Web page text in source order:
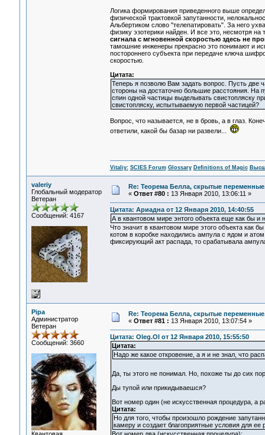
Логика формирования приведенного выше
физической трактовкой запутанности,
Альбертиком слово "телепатировать". За него
физику эзотерики найден. И все это, несмотря
сигнала с мгновенной скоростью здесь не
тамошние инженеры прекрасно это понимают и
постороннего субъекта при передаче ключа
скоростью.
Цитата:
Теперь я позволю Вам задать вопрос. Пусть две
стороны на достаточно большие расстояния. На
спин одной частицы выделывать свистопляску
свистопляску, испытываемую первой частицей?
Вопрос, что называется, не в бровь, а в глаз.
ответили, какой бы базар ни развели...
Vitaliy: SCIES Forum Glossary Definitions of Magic
valeriy
Глобальный модератор
Ветеран
Сообщений: 4167
Re: Теорема Белла, скрытые
« Ответ #80 : 13 Января 2010, 13:06:11 »
Цитата: Ариадна от 12 Января 2010, 14:40:55
А в квантовом мире энтого объекта еще как бы и
Что значит в квантовом мире этого объекта как
котом в коробке находились ампула с ядом и
фиксирующий акт распада, то срабатывала
Pipa
Администратор
Ветеран
Сообщений: 3660
Re: Теорема Белла, скрытые
« Ответ #81 : 13 Января 2010, 13:07:54 »
Цитата: Oleg.Ol от 12 Января 2010, 15:55:50
Цитата:
Надо же какое откровение, а я и не знал, что
Да, ты этого не понимал. Но, похоже ты до сих
Ды тупой или прикидываешся?
Вот номер один (не искусственная процедура, а
Цитата:
Но для того, чтобы произошло рождение
камеру и создает благоприятные условия для